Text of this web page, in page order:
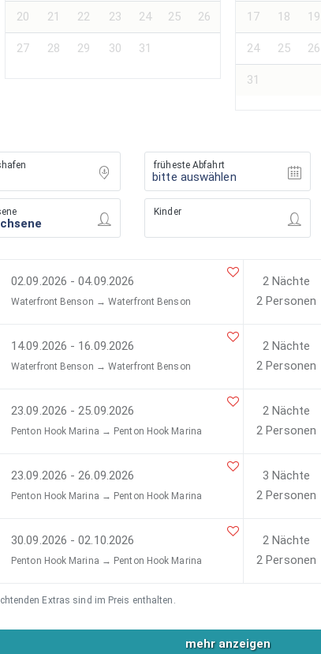
20 21 22 23 24 25 26
27 28 29 30 31
17 18 19
24 25 26
31
früheste Abfahrt
bitte auswählen
Kinder
02.09.2026 - 04.09.2026
Waterfront Benson → Waterfront Benson
2 Nächte
2 Personen
14.09.2026 - 16.09.2026
Waterfront Benson → Waterfront Benson
2 Nächte
2 Personen
23.09.2026 - 25.09.2026
Penton Hook Marina → Penton Hook Marina
2 Nächte
2 Personen
23.09.2026 - 26.09.2026
Penton Hook Marina → Penton Hook Marina
3 Nächte
2 Personen
30.09.2026 - 02.10.2026
Penton Hook Marina → Penton Hook Marina
2 Nächte
2 Personen
Extras sind im Preis enthalten.
mehr anzeigen